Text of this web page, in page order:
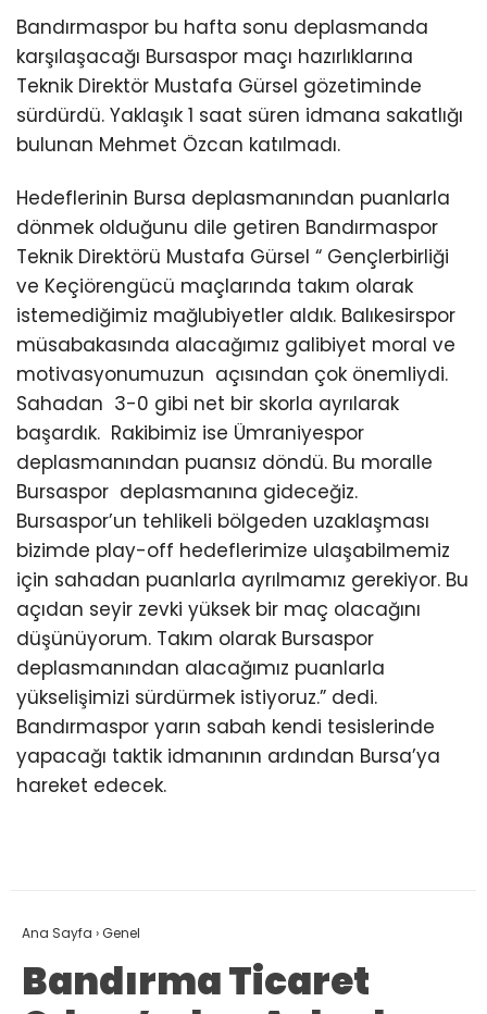
Bandırmaspor bu hafta sonu deplasmanda
karşılaşacağı Bursaspor maçı hazırlıklarına
Teknik Direktör Mustafa Gürsel gözetiminde
sürdürdü. Yaklaşık 1 saat süren idmana sakatlığı
bulunan Mehmet Özcan katılmadı.
Hedeflerinin Bursa deplasmanından puanlarla
dönmek olduğunu dile getiren Bandırmaspor
Teknik Direktörü Mustafa Gürsel “ Gençlerbirliği
ve Keçiörengücü maçlarında takım olarak
istemediğimiz mağlubiyetler aldık. Balıkesirspor
müsabakasında alacağımız galibiyet moral ve
motivasyonumuzun açısından çok önemliydi.
Sahadan 3-0 gibi net bir skorla ayrılarak
başardık. Rakibimiz ise Ümraniyespor
deplasmanından puansız döndü. Bu moralle
Bursaspor deplasmanına gideceğiz.
Bursaspor’un tehlikeli bölgeden uzaklaşması
bizimde play-off hedeflerimize ulaşabilmemiz
için sahadan puanlarla ayrılmamız gerekiyor. Bu
açıdan seyir zevki yüksek bir maç olacağını
düşünüyorum. Takım olarak Bursaspor
deplasmanından alacağımız puanlarla
yükselişimizi sürdürmek istiyoruz.” dedi.
Bandırmaspor yarın sabah kendi tesislerinde
yapacağı taktik idmanının ardından Bursa’ya
hareket edecek.
Ana Sayfa ›Genel
Bandırma Ticaret